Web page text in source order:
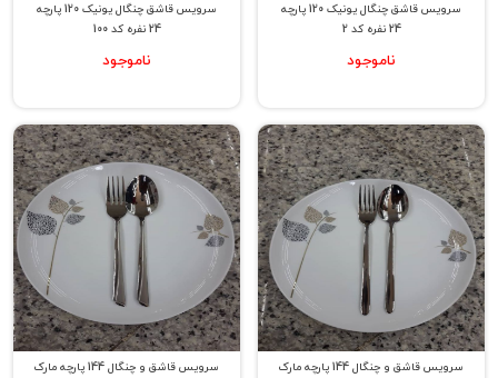
سرویس قاشق چنگال یونیک 120 پارچه
24 نفره کد 2
ناموجود
سرویس قاشق چنگال یونیک 120 پارچه
24 نفره کد 100
ناموجود
سرویس قاشق و چنگال 144 پارچه مارک
سرویس قاشق و چنگال 144 پارچه مارک